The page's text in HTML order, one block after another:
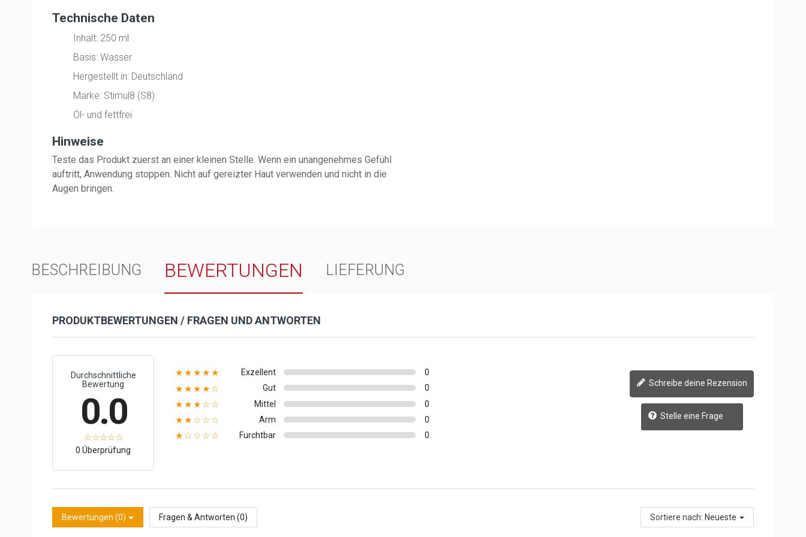
Technische Daten
Inhalt: 250 ml
Basis: Wasser
Hergestellt in: Deutschland
Marke: Stimul8 (S8)
Öl- und fettfrei
Hinweise
Teste das Produkt zuerst an einer kleinen Stelle. Wenn ein unangenehmes Gefühl
auftritt, Anwendung stoppen. Nicht auf gereizter Haut verwenden und nicht in die
Augen bringen.
BESCHREIBUNG BEWERTUNGEN LIEFERUNG
PRODUKTBEWERTUNGEN / FRAGEN UND ANTWORTEN
Durchschnittliche
Bewertung
0.0
0 Überprüfung
★★★★★ Exzellent 0
★★★★☆ Gut 0
★★★☆☆ Mittel 0
★★☆☆☆ Arm 0
★☆☆☆☆ Furchtbar 0
Schreibe deine Rezension
Stelle eine Frage
Bewertungen (0) Fragen & Antworten (0) Sortiere nach: Neueste